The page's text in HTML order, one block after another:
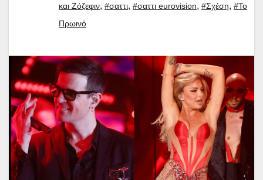
και Ζόζεφιν, #σαττι, #σαττι eurovision, #Σχέση, #Το
Πρωινό